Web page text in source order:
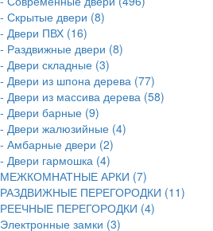
- Скрытые двери (8)
- Двери ПВХ (16)
- Раздвижные двери (8)
- Двери складные (3)
- Двери из шпона дерева (77)
- Двери из массива дерева (58)
- Двери барные (9)
- Двери жалюзийные (4)
- Амбарные двери (2)
- Двери гармошка (4)
МЕЖКОМНАТНЫЕ АРКИ (7)
РАЗДВИЖНЫЕ ПЕРЕГОРОДКИ (11)
РЕЕЧНЫЕ ПЕРЕГОРОДКИ (4)
Электронные замки (3)